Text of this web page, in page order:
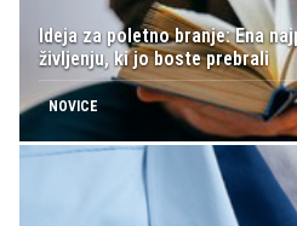
Ideja za poletno branje: Ena
življenju, ki jo boste prebrali
NOVICE